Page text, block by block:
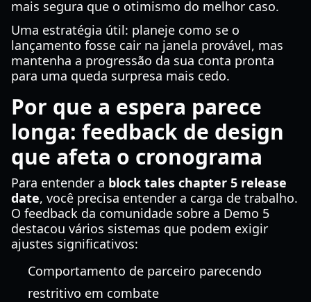
mais segura que o otimismo do melhor caso.
Uma estratégia útil: planeje como se o
lançamento fosse cair na janela provável, mas
mantenha a progressão da sua conta pronta
para uma queda surpresa mais cedo.
Por que a espera parece
longa: feedback de design
que afeta o cronograma
Para entender a block tales chapter 5 release
date, você precisa entender a carga de trabalho.
O feedback da comunidade sobre a Demo 5
destacou vários sistemas que podem exigir
ajustes significativos:
Comportamento de parceiro parecendo
restritivo em combate